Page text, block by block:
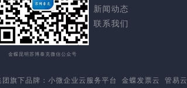
金蝶昆明苏博泰克微信公众号
新闻动态
联系我们
团旗下品牌： 小微企业云服务平台 金蝶发票云 管易云